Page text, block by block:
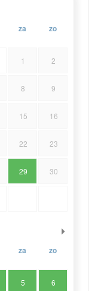
za zo
1 2
8 9
15 16
22 23
29 30
za zo
5 6